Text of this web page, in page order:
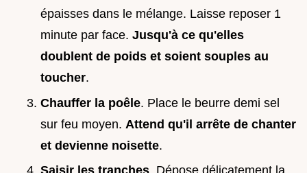
épaisses dans le mélange. Laisse reposer 1
minute par face. Jusqu'à ce qu'elles
doublent de poids et soient souples au
toucher.
Chauffer la poêle. Place le beurre demi sel
sur feu moyen. Attend qu'il arrête de chanter
et devienne noisette.